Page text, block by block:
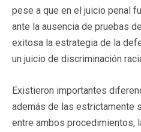
pese a que en el juicio penal
ante la ausencia de pruebas
exitosa la estrategia de la
un juicio de discriminación
Existieron importantes
además de las estrictamente
entre ambos procedimientos,